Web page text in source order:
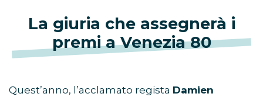
La giuria che assegnerà i
premi a Venezia 80
Quest’anno, l’acclamato regista Damien